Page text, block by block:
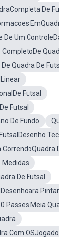
De
De Um
CompletoDe
Quadra De
Futsal
Futsal
De Fundo
Medidas
De Futsal
Passes Meia
Com